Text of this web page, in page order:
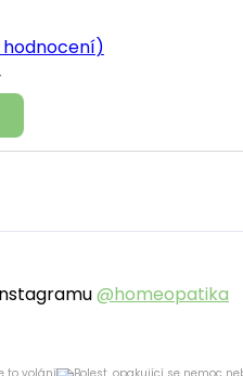
hodnocení)
@homeopatika